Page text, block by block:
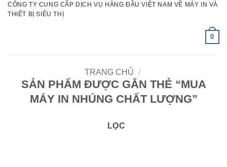
Bỏ
qua
CÔNG TY CUNG CẤP DỊCH VỤ HÀNG ĐẦU VIỆT NAM VỀ MÁY IN VÀ
THIẾT BỊ SIÊU THỊ
0
TRANG CHỦ /
SẢN PHẨM ĐƯỢC GẮN THẺ “MUA
MÁY IN NHÚNG CHẤT LƯỢNG”
LỌC